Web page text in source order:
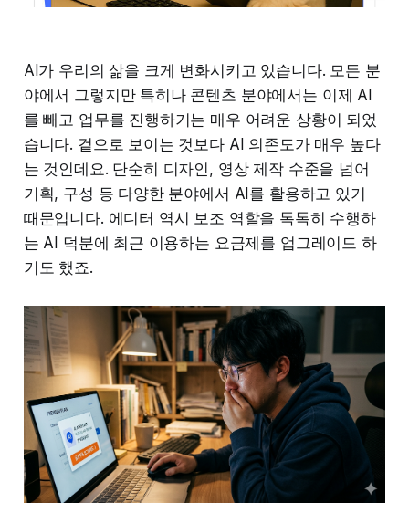
AI가 우리의 삶을 크게 변화시키고 있습니다. 모든 분
야에서 그렇지만 특히나 콘텐츠 분야에서는 이제 AI
를 빼고 업무를 진행하기는 매우 어려운 상황이 되었
습니다. 겉으로 보이는 것보다 AI 의존도가 매우 높다
는 것인데요. 단순히 디자인, 영상 제작 수준을 넘어
기획, 구성 등 다양한 분야에서 AI를 활용하고 있기
때문입니다. 에디터 역시 보조 역할을 톡톡히 수행하
는 AI 덕분에 최근 이용하는 요금제를 업그레이드 하
기도 했죠.